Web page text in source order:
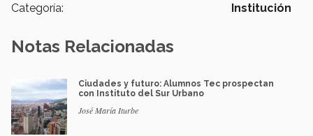
Categoría: Institución
Notas Relacionadas
Ciudades y futuro: Alumnos Tec prospectan
con Instituto del Sur Urbano
José María Iturbe